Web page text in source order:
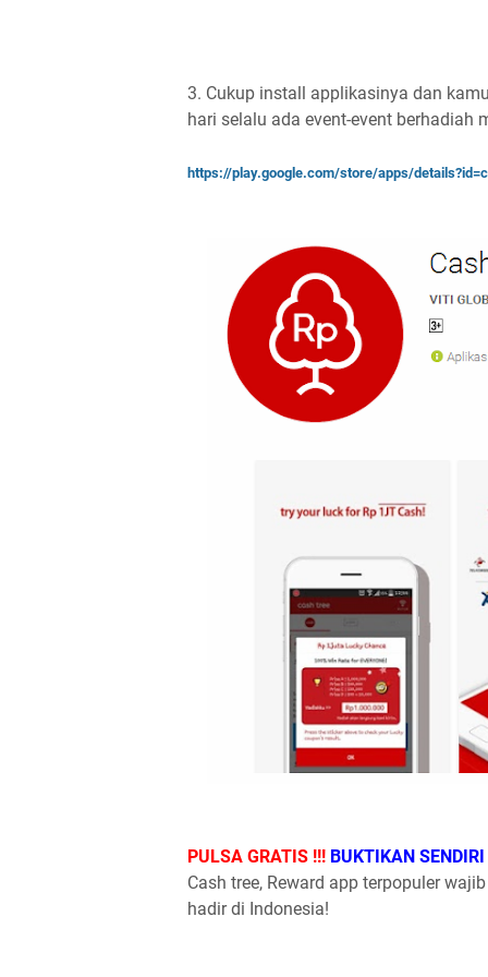
3. Cukup install applikasinya dan
hari selalu ada event-event berhadiah
https://play.google.com/store/apps/
PULSA GRATIS !!! BUKTIKAN
Cash tree, Reward app terpopuler
hadir di Indonesia!